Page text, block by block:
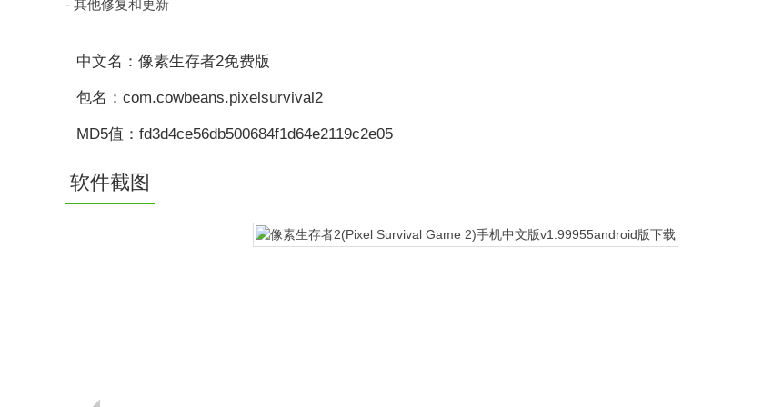
- 其他修复和更新
中文名：像素生存者2免费版
包名：com.cowbeans.pixelsurvival2
MD5值：fd3d4ce56db500684f1d64e2119c2e05
软件截图